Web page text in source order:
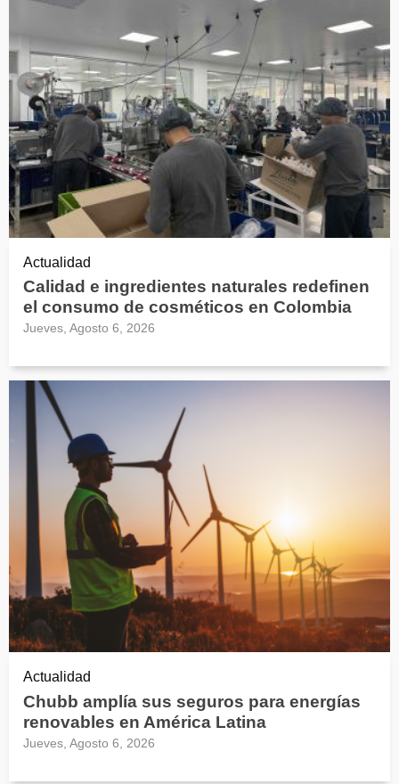
Actualidad
Calidad e ingredientes naturales redefinen
el consumo de cosméticos en Colombia
Jueves, Agosto 6, 2026
Actualidad
Chubb amplía sus seguros para energías
renovables en América Latina
Jueves, Agosto 6, 2026